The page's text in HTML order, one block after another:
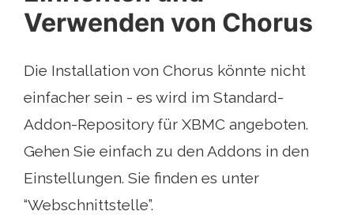
Verwenden von Chorus
Die Installation von Chorus könnte nicht
einfacher sein - es wird im Standard-
Addon-Repository für XBMC angeboten.
Gehen Sie einfach zu den Addons in den
Einstellungen. Sie finden es unter
“Webschnittstelle”.